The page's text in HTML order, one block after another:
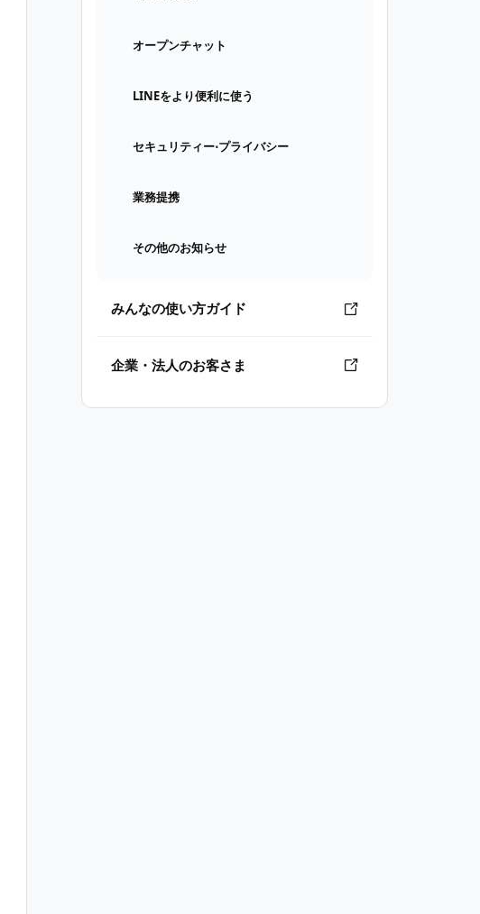
オープンチャット
LINEをより便利に使う
セキュリティー⋅プライバシー
業務提携
その他のお知らせ
みんなの使い方ガイド
企業・法人のお客さま